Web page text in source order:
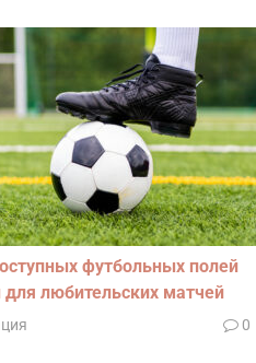
футбольных полей
любительских матчей
0